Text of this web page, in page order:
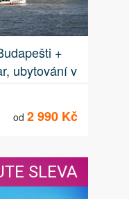
+
ubytování v
od 2 990 Kč
SLEVA